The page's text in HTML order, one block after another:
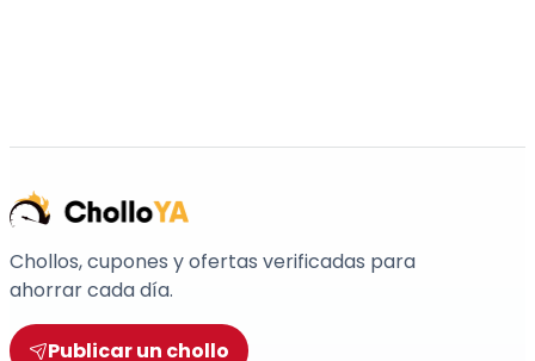
Chollos, cupones y ofertas verificadas para
ahorrar cada día.
Publicar un chollo